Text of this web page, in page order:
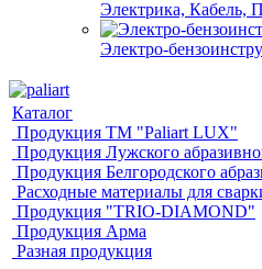
Электрика, Кабель,
Электро-
Каталог
Продукция ТМ "Paliart LUX"
Продукция Лужского
Продукция Белгородского
Расходные материалы для
Продукция "TRIO-DIAMOND"
Продукция Арма
Разная продукция